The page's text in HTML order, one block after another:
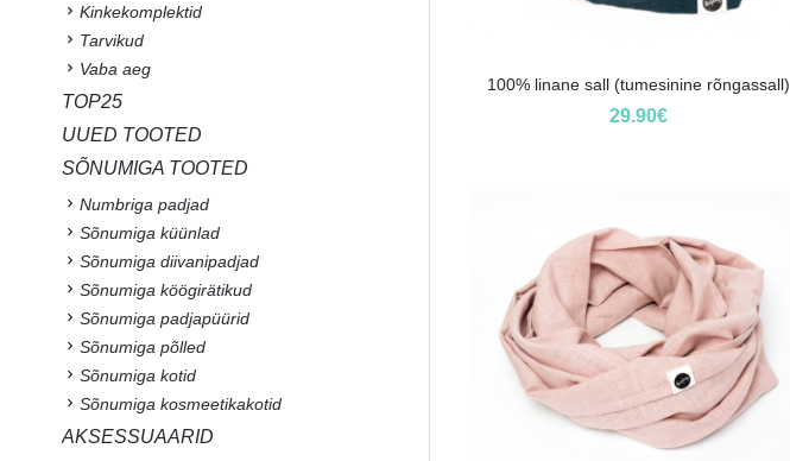
100% linane sall (tumesinine rõngassall)
29.90€
Kinkekomplektid
Tarvikud
Vaba aeg
TOP25
UUED TOOTED
SÕNUMIGA TOOTED
Numbriga padjad
Sõnumiga küünlad
Sõnumiga diivanipadjad
Sõnumiga köögirätikud
Sõnumiga padjapüürid
Sõnumiga põlled
Sõnumiga kotid
Sõnumiga kosmeetikakotid
AKSESSUAARID